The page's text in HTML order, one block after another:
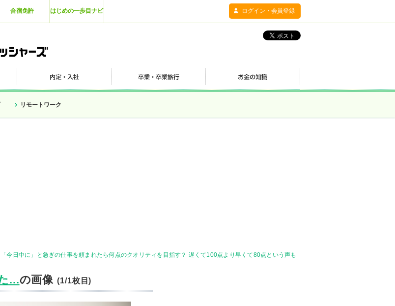
合宿免許 はじめの一歩目ナビ ログイン・会員登録
リモートワーク
「今日中に」と急ぎの仕事を頼まれたら何点のクオリティを目指す？ 遅くて100点より早くて80点という声も
...の画像(1/1枚目)